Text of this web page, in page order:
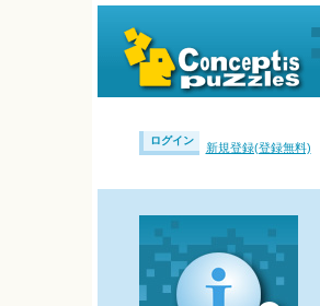
ログイン
新規登録(登録無料)